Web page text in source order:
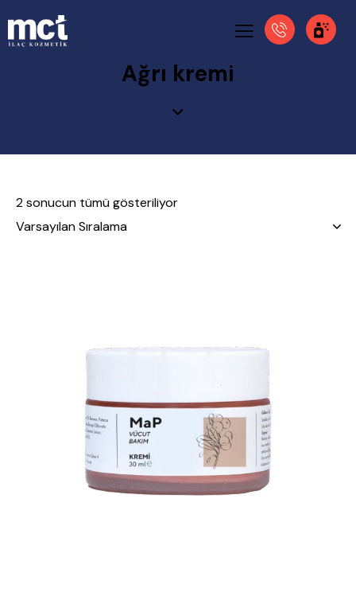
Ağrı kremi
2 sonucun tümü gösteriliyor